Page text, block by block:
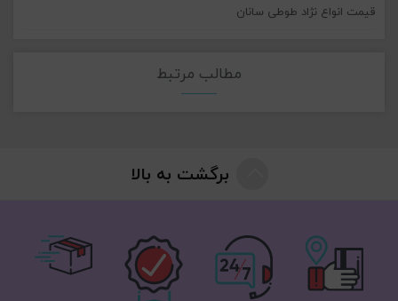
قیمت انواع نژاد طوطی سانان
مطالب مرتبط
برگشت به بالا